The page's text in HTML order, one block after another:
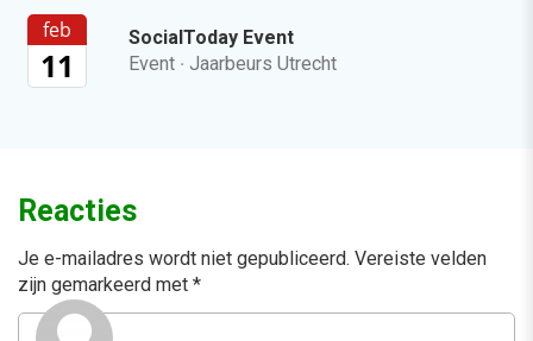
feb
11
SocialToday Event
Event · Jaarbeurs Utrecht
Reacties
Je e-mailadres wordt niet gepubliceerd. Vereiste velden
zijn gemarkeerd met *